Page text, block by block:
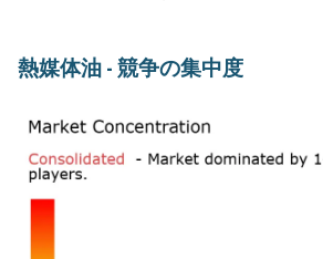
熱媒体油 - 競争の集中度